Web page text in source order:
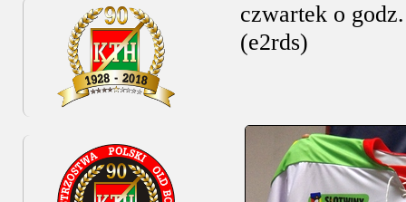
czwartek o
(e2rds)